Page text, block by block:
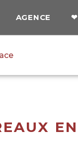
AGENCE ❤
EN